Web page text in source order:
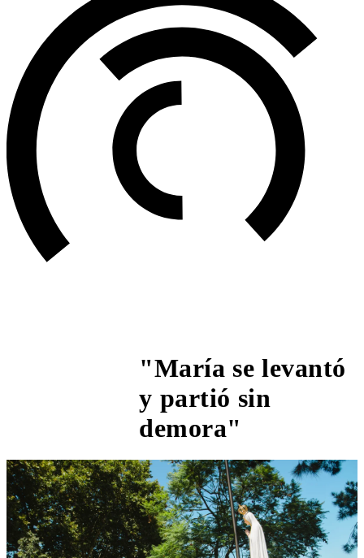
"María se levantó
y partió sin
demora"